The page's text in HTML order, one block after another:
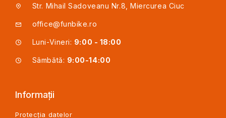
Str. Mihail Sadoveanu Nr.8, Miercurea Ciuc
office@funbike.ro
Luni-Vineri: 9:00 - 18:00
Sâmbătă: 9:00-14:00
Informații
Protecția datelor